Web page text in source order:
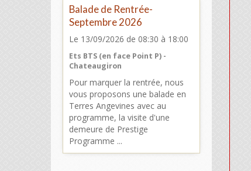
Balade de Rentrée-
Septembre 2026
Le 13/09/2026 de 08:30 à 18:00
Ets BTS (en face Point P) -
Chateaugiron
Pour marquer la rentrée, nous
vous proposons une balade en
Terres Angevines avec au
programme, la visite d'une
demeure de Prestige
Programme ...